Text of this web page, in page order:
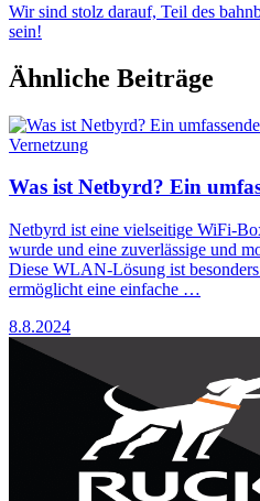
Wir sind stolz darauf, Teil des
sein!
Ähnliche Beiträge
Vernetzung
Was ist Netbyrd? Ein
Netbyrd ist eine vielseitige WiFi-
wurde und eine zuverlässige und
Diese WLAN-Lösung ist
ermöglicht eine einfache …
8.8.2024